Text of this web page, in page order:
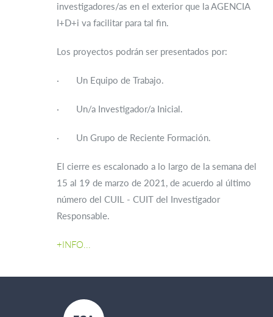
investigadores/as en el exterior que la AGENCIA
I+D+i va facilitar para tal fin.
Los proyectos podrán ser presentados por:
· Un Equipo de Trabajo.
· Un/a Investigador/a Inicial.
· Un Grupo de Reciente Formación.
El cierre es escalonado a lo largo de la semana del
15 al 19 de marzo de 2021, de acuerdo al último
número del CUIL - CUIT del Investigador
Responsable.
+INFO...